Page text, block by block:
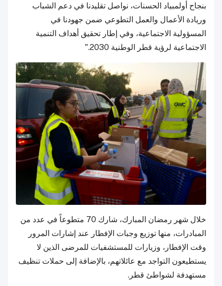
بنجاح أولمبياد الحسنات، نواصل تقليدنا في دعم الشباب
وريادة الأعمال والعمل التطوعي ضمن جهودنا في
المسؤولية الاجتماعية، وفي إطار تحقيق أهداف التنمية
الاجتماعية لرؤية قطر الوطنية 2030."
خلال شهر رمضان المبارك، شارك 70 متطوعاً في عدد من
المبادرات، منها توزيع وجبات الإفطار عند إشارات المرور
وقت الإفطار، وزيارات للمستشفيات للمرضى الذين لا
يستطيعون التواجد مع عائلاتهم، بالإضافة إلى حملات تنظيف
مستهدفة لشواطئ قطر.